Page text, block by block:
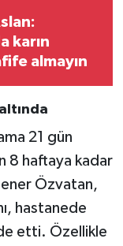
karın
almayın
21 gün
8 haftaya kadar
Özvatan,
hastanede
etti. Özellikle